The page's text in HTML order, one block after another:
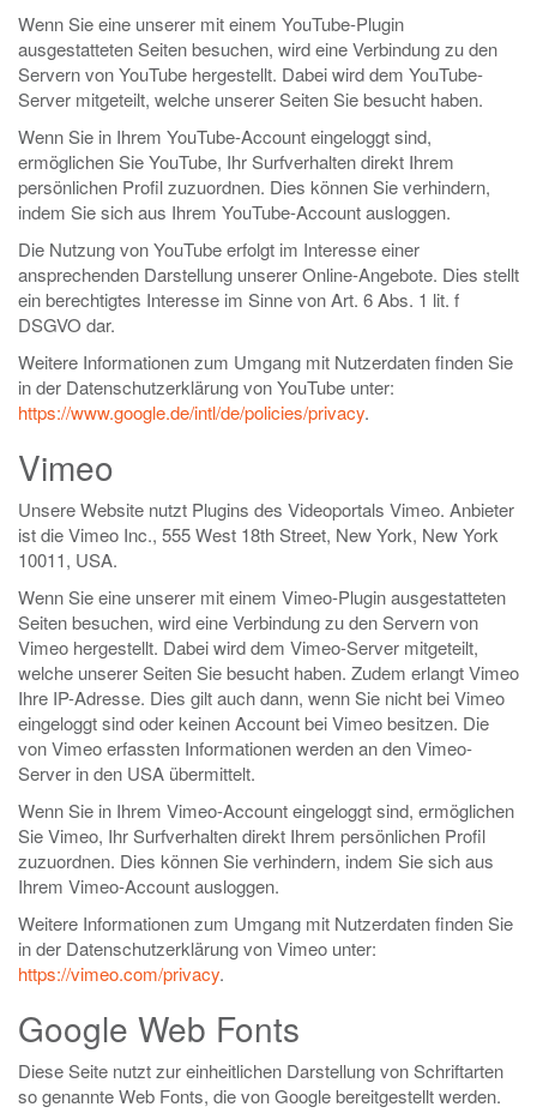
Wenn Sie eine unserer mit einem YouTube-Plugin
ausgestatteten Seiten besuchen, wird eine Verbindung zu den
Servern von YouTube hergestellt. Dabei wird dem YouTube-
Server mitgeteilt, welche unserer Seiten Sie besucht haben.
Wenn Sie in Ihrem YouTube-Account eingeloggt sind,
ermöglichen Sie YouTube, Ihr Surfverhalten direkt Ihrem
persönlichen Profil zuzuordnen. Dies können Sie verhindern,
indem Sie sich aus Ihrem YouTube-Account ausloggen.
Die Nutzung von YouTube erfolgt im Interesse einer
ansprechenden Darstellung unserer Online-Angebote. Dies stellt
ein berechtigtes Interesse im Sinne von Art. 6 Abs. 1 lit. f
DSGVO dar.
Weitere Informationen zum Umgang mit Nutzerdaten finden Sie
in der Datenschutzerklärung von YouTube unter:
https://www.google.de/intl/de/policies/privacy.
Vimeo
Unsere Website nutzt Plugins des Videoportals Vimeo. Anbieter
ist die Vimeo Inc., 555 West 18th Street, New York, New York
10011, USA.
Wenn Sie eine unserer mit einem Vimeo-Plugin ausgestatteten
Seiten besuchen, wird eine Verbindung zu den Servern von
Vimeo hergestellt. Dabei wird dem Vimeo-Server mitgeteilt,
welche unserer Seiten Sie besucht haben. Zudem erlangt Vimeo
Ihre IP-Adresse. Dies gilt auch dann, wenn Sie nicht bei Vimeo
eingeloggt sind oder keinen Account bei Vimeo besitzen. Die
von Vimeo erfassten Informationen werden an den Vimeo-
Server in den USA übermittelt.
Wenn Sie in Ihrem Vimeo-Account eingeloggt sind, ermöglichen
Sie Vimeo, Ihr Surfverhalten direkt Ihrem persönlichen Profil
zuzuordnen. Dies können Sie verhindern, indem Sie sich aus
Ihrem Vimeo-Account ausloggen.
Weitere Informationen zum Umgang mit Nutzerdaten finden Sie
in der Datenschutzerklärung von Vimeo unter:
https://vimeo.com/privacy.
Google Web Fonts
Diese Seite nutzt zur einheitlichen Darstellung von Schriftarten
so genannte Web Fonts, die von Google bereitgestellt werden.